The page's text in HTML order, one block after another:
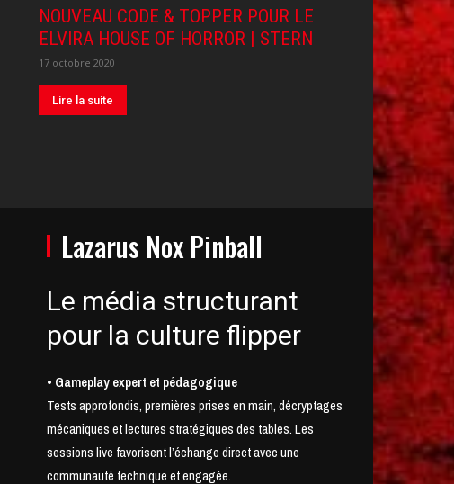
NOUVEAU CODE & TOPPER POUR LE
ELVIRA HOUSE OF HORROR | STERN
17 octobre 2020
Lire la suite
Lazarus Nox Pinball
Le média structurant
pour la culture flipper
• Gameplay expert et pédagogique
Tests approfondis, premières prises en main, décryptages
mécaniques et lectures stratégiques des tables. Les
sessions live favorisent l’échange direct avec une
communauté technique et engagée.